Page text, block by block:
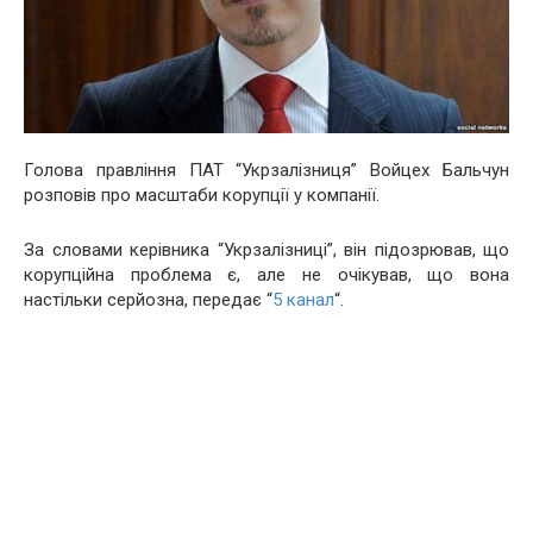
Голова правління ПАТ “Укрзалізниця” Войцех Бальчун
розповів про масштаби корупції у компанії.
За словами керівника “Укрзалізниці”, він підозрював, що
корупційна проблема є, але не очікував, що вона
настільки серйозна, передає “5 канал“.